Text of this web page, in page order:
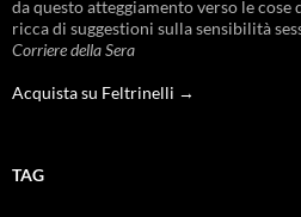
da questo atteggiamento verso le cose
ricca di suggestioni sulla sensibilità
Corriere della Sera
Acquista su Feltrinelli →
TAG